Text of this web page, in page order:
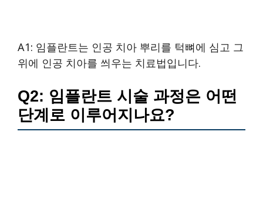
A1: 임플란트는 인공 치아 뿌리를 턱뼈에 심고 그
위에 인공 치아를 씌우는 치료법입니다.
Q2: 임플란트 시술 과정은 어떤
단계로 이루어지나요?